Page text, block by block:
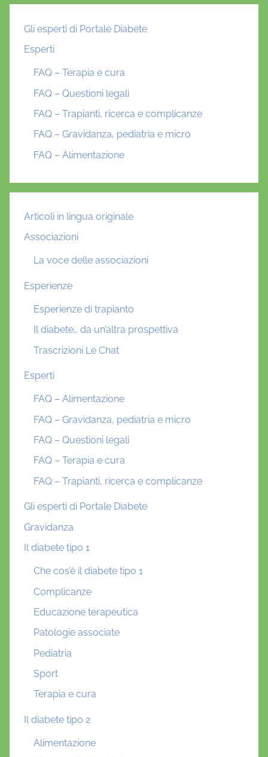
Gli esperti di Portale Diabete
Esperti
FAQ – Terapia e cura
FAQ – Questioni legali
FAQ – Trapianti, ricerca e complicanze
FAQ – Gravidanza, pediatria e micro
FAQ – Alimentazione
Articoli in lingua originale
Associazioni
La voce delle associazioni
Esperienze
Esperienze di trapianto
Il diabete… da un’altra prospettiva
Trascrizioni Le Chat
Esperti
FAQ – Alimentazione
FAQ – Gravidanza, pediatria e micro
FAQ – Questioni legali
FAQ – Terapia e cura
FAQ – Trapianti, ricerca e complicanze
Gli esperti di Portale Diabete
Gravidanza
Il diabete tipo 1
Che cos’è il diabete tipo 1
Complicanze
Educazione terapeutica
Patologie associate
Pediatria
Sport
Terapia e cura
Il diabete tipo 2
Alimentazione